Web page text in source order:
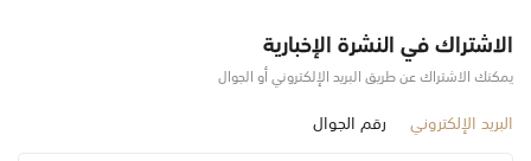
الاشتراك في النشرة الإخبارية
يمكنك الاشتراك عن طريق البريد الإلكتروني أو الجوال
البريد الإلكتروني رقم الجوال